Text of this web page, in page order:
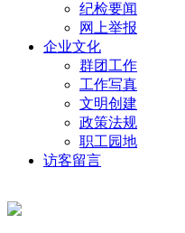
纪检要闻
网上举报
企业文化
群团工作
工作写真
文明创建
政策法规
职工园地
访客留言